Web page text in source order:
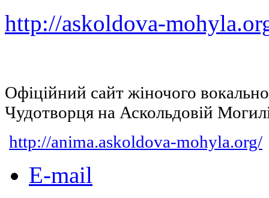
http://askoldova-
Офіційний сайт жіночого
Чудотворця на Аскольдовій
http://anima.askoldova-mohyla.org/
E-mail